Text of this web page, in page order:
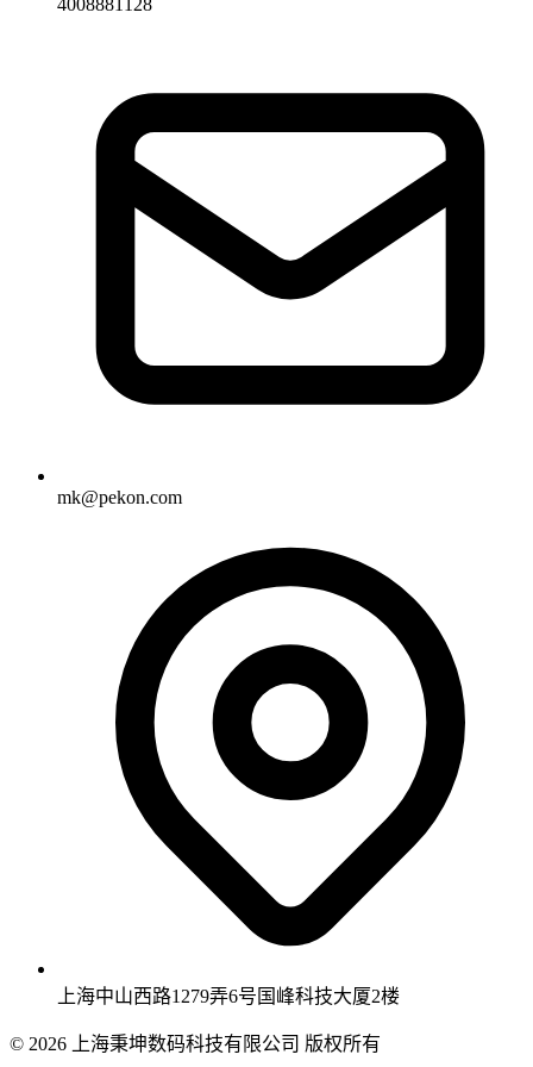
4008881128
mk@pekon.com
上海中山西路1279弄6号国峰科技大厦2楼
© 2026 上海秉坤数码科技有限公司 版权所有